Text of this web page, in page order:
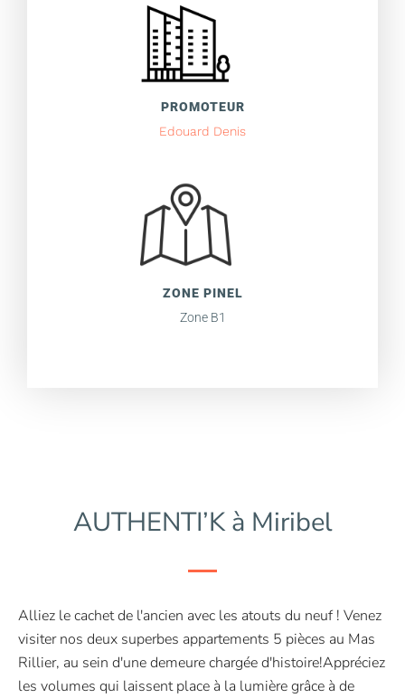
PROMOTEUR
Edouard Denis
ZONE PINEL
Zone B1
AUTHENTI’K à Miribel
Alliez le cachet de l'ancien avec les atouts du neuf ! Venez
visiter nos deux superbes appartements 5 pièces au Mas
Rillier, au sein d'une demeure chargée d'histoire!Appréciez
les volumes qui laissent place à la lumière grâce à de